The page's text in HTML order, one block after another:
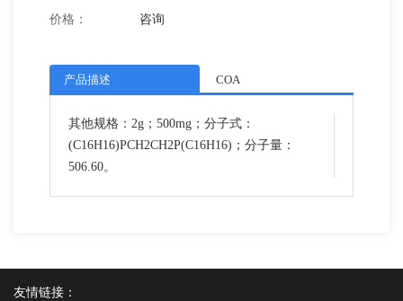
价格： 咨询
产品描述 COA
其他规格：2g；500mg；分子式：
(C16H16)PCH2CH2P(C16H16)；分子量：
506.60。
友情链接：